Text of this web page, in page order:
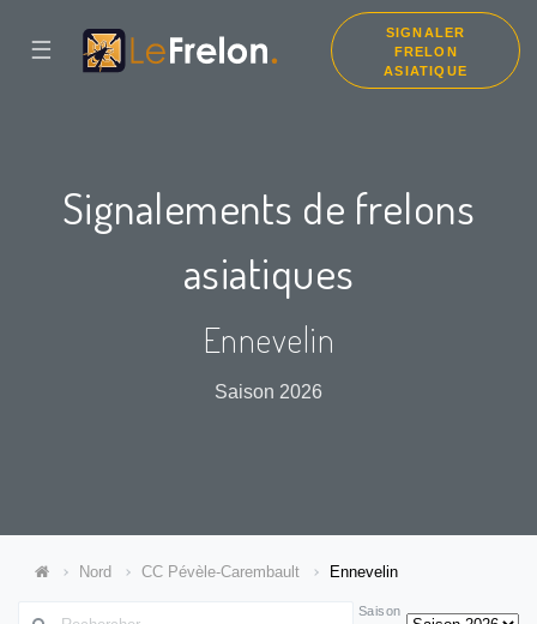
☰
SIGNALER
FRELON
ASIATIQUE
Signalements de frelons
asiatiques
Ennevelin
Saison 2026
Nord CC Pévèle-Carembault Ennevelin
Saison